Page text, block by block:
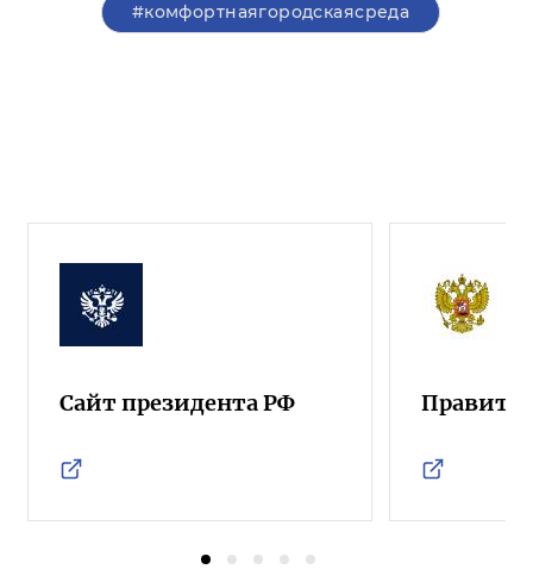
#комфортнаягородскаясреда
Сайт президента РФ